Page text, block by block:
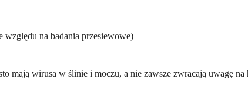
względu na badania przesiewowe)
mają wirusa w ślinie i moczu, a nie zawsze zwracają uwagę